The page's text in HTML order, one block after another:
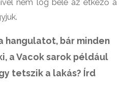
nem lóg bele az étkező a
hangulatot, bár minden
a Vacok sarok például
tetszik a lakás? Írd